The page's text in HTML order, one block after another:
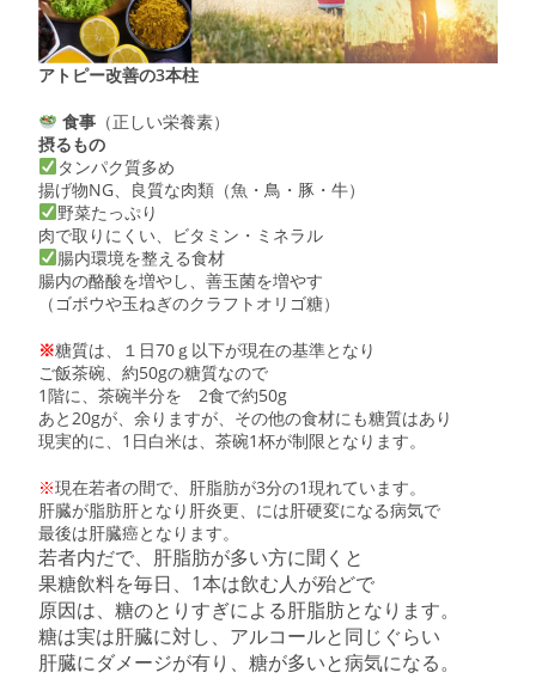
アトピー改善の3本柱
食事 （正しい栄養素）
摂るもの
タンパク質多め
揚げ物NG、良質な肉類（魚・鳥・豚・牛）
野菜たっぷり
肉で取りにくい、ビタミン・ミネラル
腸内環境を整える食材
腸内の酪酸を増やし、善玉菌を増やす
（ゴボウや玉ねぎのクラフトオリゴ糖）
※糖質は、１日70ｇ以下が現在の基準となり
ご飯茶碗、約50gの糖質なので
1階に、茶碗半分を 2食で約50g
あと20gが、余りますが、その他の食材にも糖質はあり
現実的に、1日白米は、茶碗1杯が制限となります。
※現在若者の間で、肝脂肪が3分の1現れています。
肝臓が脂肪肝となり肝炎更、には肝硬変になる病気で
最後は肝臓癌となります。
若者内だで、肝脂肪が多い方に聞くと
果糖飲料を毎日、1本は飲む人が殆どで
原因は、糖のとりすぎによる肝脂肪となります。
糖は実は肝臓に対し、アルコールと同じぐらい
肝臓にダメージが有り、糖が多いと病気になる。